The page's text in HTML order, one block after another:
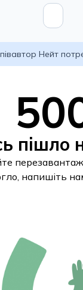
Нейт
пішло
напишіть